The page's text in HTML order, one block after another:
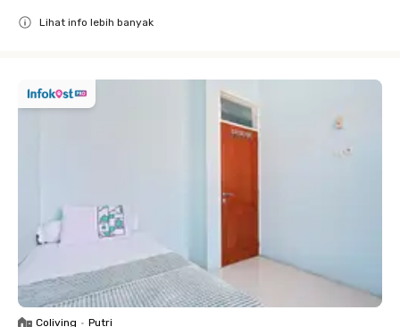
Lihat info lebih banyak
Coliving • Putri